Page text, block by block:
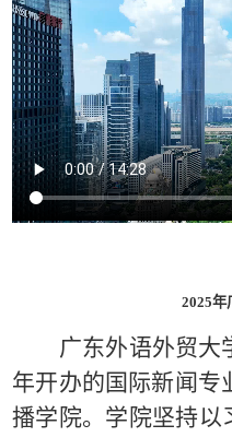
2025年
广东外语外贸大
年开办的国际新闻专
播学院。学院坚持以